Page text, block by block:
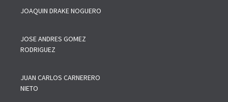
JOAQUIN DRAKE NOGUERO
JOSE ANDRES GOMEZ
RODRIGUEZ
JUAN CARLOS CARNERERO
NIETO